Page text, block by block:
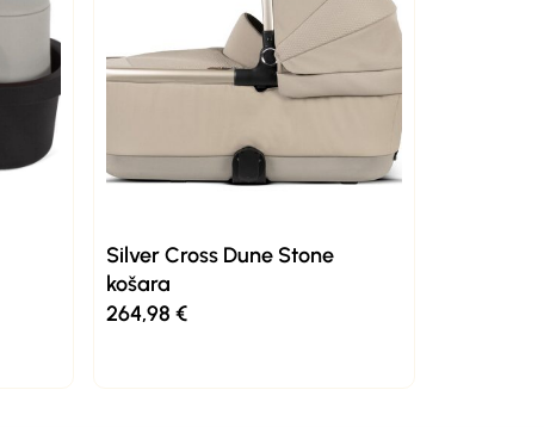
Silver Cross Dune Stone
košara
264,98€